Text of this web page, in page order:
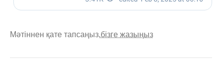
Мәтіннен қате тапсаңыз,бізге жазыңыз